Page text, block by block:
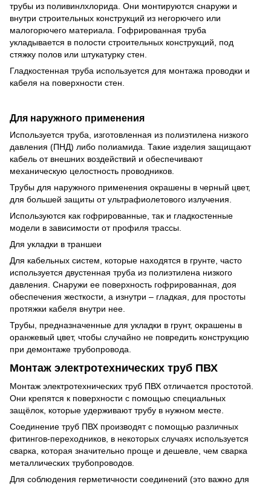
трубы из поливинлхлорида. Они монтируются снаружи и
внутри строительных конструкций из негорючего или
малогорючего материала. Гофрированная труба
укладывается в полости строительных конструкций, под
стяжку полов или штукатурку стен.
Гладкостенная труба используется для монтажа проводки и
кабеля на поверхности стен.
Для наружного применения
Используется труба, изготовленная из полиэтилена низкого
давления (ПНД) либо полиамида. Такие изделия защищают
кабель от внешних воздействий и обеспечивают
механическую целостность проводников.
Трубы для наружного применения окрашены в черный цвет,
для большей защиты от ультрафиолетового излучения.
Используются как гофрированные, так и гладкостенные
модели в зависимости от профиля трассы.
Для укладки в траншеи
Для кабельных систем, которые находятся в грунте, часто
используется двустенная труба из полиэтилена низкого
давления. Снаружи ее поверхность гофрированная, доя
обеспечения жесткости, а изнутри – гладкая, для простоты
протяжки кабеля внутри нее.
Трубы, предназначенные для укладки в грунт, окрашены в
оранжевый цвет, чтобы случайно не повредить конструкцию
при демонтаже трубопровода.
Монтаж электротехнических труб ПВХ
Монтаж электротехнических труб ПВХ отличается простотой.
Они крепятся к поверхности с помощью специальных
защёлок, которые удерживают трубу в нужном месте.
Соединение труб ПВХ производят с помощью различных
фитингов-переходников, в некоторых случаях используется
сварка, которая значительно проще и дешевле, чем сварка
металлических трубопроводов.
Для соблюдения герметичности соединений (это важно для